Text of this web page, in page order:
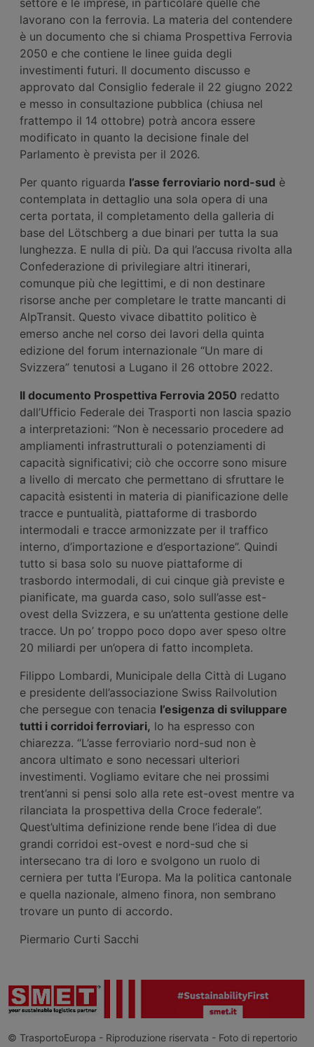
lavorano con la ferrovia. La materia del contendere
è un documento che si chiama Prospettiva Ferrovia
2050 e che contiene le linee guida degli
investimenti futuri. Il documento discusso e
approvato dal Consiglio federale il 22 giugno 2022
e messo in consultazione pubblica (chiusa nel
frattempo il 14 ottobre) potrà ancora essere
modificato in quanto la decisione finale del
Parlamento è prevista per il 2026.
Per quanto riguarda l’asse ferroviario nord-sud è
contemplata in dettaglio una sola opera di una
certa portata, il completamento della galleria di
base del Lötschberg a due binari per tutta la sua
lunghezza. E nulla di più. Da qui l’accusa rivolta alla
Confederazione di privilegiare altri itinerari,
comunque più che legittimi, e di non destinare
risorse anche per completare le tratte mancanti di
AlpTransit. Questo vivace dibattito politico è
emerso anche nel corso dei lavori della quinta
edizione del forum internazionale “Un mare di
Svizzera” tenutosi a Lugano il 26 ottobre 2022.
Il documento Prospettiva Ferrovia 2050 redatto
dall’Ufficio Federale dei Trasporti non lascia spazio
a interpretazioni: “Non è necessario procedere ad
ampliamenti infrastrutturali o potenziamenti di
capacità significativi; ciò che occorre sono misure
a livello di mercato che permettano di sfruttare le
capacità esistenti in materia di pianificazione delle
tracce e puntualità, piattaforme di trasbordo
intermodali e tracce armonizzate per il traffico
interno, d’importazione e d’esportazione”. Quindi
tutto si basa solo su nuove piattaforme di
trasbordo intermodali, di cui cinque già previste e
pianificate, ma guarda caso, solo sull’asse est-
ovest della Svizzera, e su un’attenta gestione delle
tracce. Un po’ troppo poco dopo aver speso oltre
20 miliardi per un’opera di fatto incompleta.
Filippo Lombardi, Municipale della Città di Lugano
e presidente dell’associazione Swiss Railvolution
che persegue con tenacia l’esigenza di sviluppare
tutti i corridoi ferroviari, lo ha espresso con
chiarezza. “L’asse ferroviario nord-sud non è
ancora ultimato e sono necessari ulteriori
investimenti. Vogliamo evitare che nei prossimi
trent’anni si pensi solo alla rete est-ovest mentre va
rilanciata la prospettiva della Croce federale”.
Quest’ultima definizione rende bene l’idea di due
grandi corridoi est-ovest e nord-sud che si
intersecano tra di loro e svolgono un ruolo di
cerniera per tutta l’Europa. Ma la politica cantonale
e quella nazionale, almeno finora, non sembrano
trovare un punto di accordo.
Piermario Curti Sacchi
© TrasportoEuropa - Riproduzione riservata - Foto di repertorio